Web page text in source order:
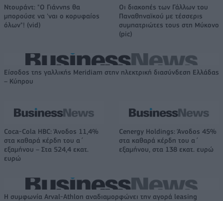
Ντουράντ: "Ο Γιάννης θα
μπορούσε να 'ναι ο κορυφαίος
όλων"! (vid)
Οι διακοπές των Γάλλων του
Παναθηναϊκού με τέσσερις
συμπατριώτες τους στη Μύκονο
(pic)
Είσοδος της γαλλικής Meridiam στην ηλεκτρική διασύνδεση Ελλάδας
– Κύπρου
Coca-Cola HBC: Άνοδος 11,4%
στα καθαρά κέρδη του α΄
εξαμήνου – Στα 524,4 εκατ.
ευρώ
Cenergy Holdings: Άνοδος 45%
στα καθαρά κέρδη του α΄
εξαμήνου, στα 138 εκατ. ευρώ
Η συμφωνία Arval-Athlon αναδιαμορφώνει την αγορά leasing